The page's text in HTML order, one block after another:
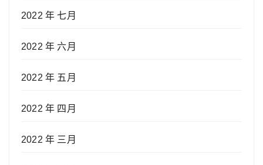
2022 年 七月
2022 年 六月
2022 年 五月
2022 年 四月
2022 年 三月